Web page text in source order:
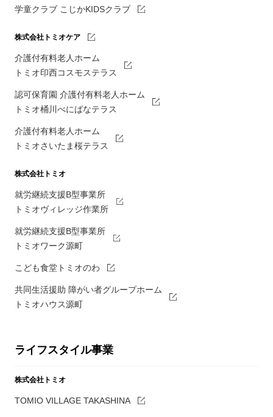
学童クラブ こじかKIDSクラブ
株式会社トミオケア
介護付有料老人ホーム
トミオ印西コスモステラス
認可保育園 介護付有料老人ホーム
トミオ桶川べにばなテラス
介護付有料老人ホーム
トミオさいたま桜テラス
株式会社トミオ
就労継続支援B型事業所
トミオヴィレッジ作業所
就労継続支援B型事業所
トミオワーク源町
こども食堂トミオのわ
共同生活援助 障がい者グループホーム
トミオハウス源町
ライフスタイル事業
株式会社トミオ
TOMIO VILLAGE TAKASHINA